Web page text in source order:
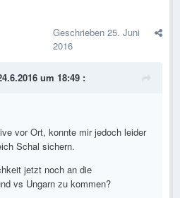
Geschrieben 25. Juni
2016
um 18:49 :
vor Ort, konnte mir jedoch leider
Schal sichern.
jetzt noch an die
vs Ungarn zu kommen?